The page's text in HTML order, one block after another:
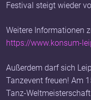
Festival steigt wieder
Weitere Informationen
https://www.konsum-
Außerdem darf sich
Tanzevent freuen! Am
Tanz-